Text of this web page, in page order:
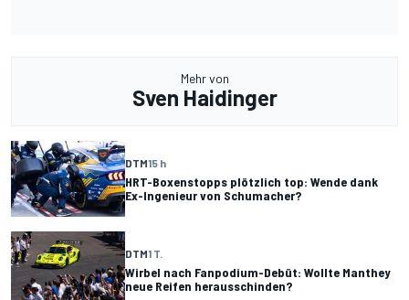
Mehr von
Sven Haidinger
DTM15 h
HRT-Boxenstopps plötzlich top: Wende dank
Ex-Ingenieur von Schumacher?
DTM1 T.
Wirbel nach Fanpodium-Debüt: Wollte Manthey
neue Reifen herausschinden?